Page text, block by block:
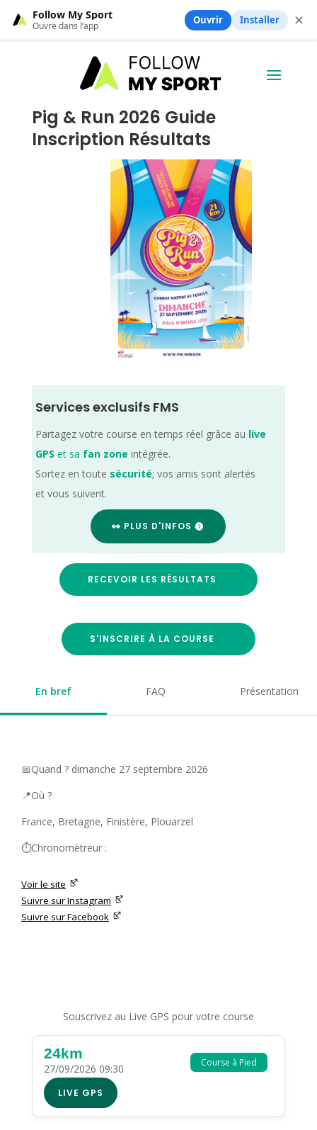
Pig & Run 2026 Guide
Inscription Résultats
Services exclusifs FMS
Partagez votre course en temps réel grâce au live
GPS et sa fan zone intégrée.
Sortez en toute sécurité; vos amis sont alertés
et vous suivent.
👀 PLUS D'INFOS
RECEVOIR LES RÉSULTATS
S'INSCRIRE À LA COURSE
En bref FAQ Présentation
📅Quand ? dimanche 27 septembre 2026
📍Où ?
France, Bretagne, Finistère, Plouarzel
⏱️Chronomètreur :
Voir le site
Suivre sur Instagram
Suivre sur Facebook
Souscrivez au Live GPS pour votre course
Course à Pied
24km
27/09/2026 09:30
LIVE GPS
Follow My Sport
Ouvre dans l’app Ouvrir Installer ✕